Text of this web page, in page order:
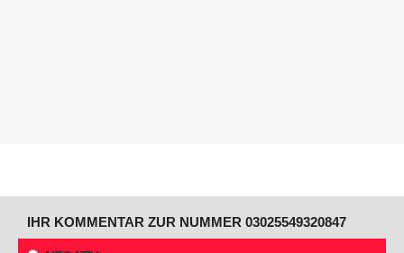
IHR KOMMENTAR ZUR NUMMER 03025549320847